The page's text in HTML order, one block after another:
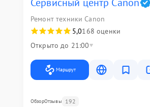
Ремонт техники Canon
5,0168 оценки
Открыто до 21:00
Маршрут
ОбзорОтзывы 192